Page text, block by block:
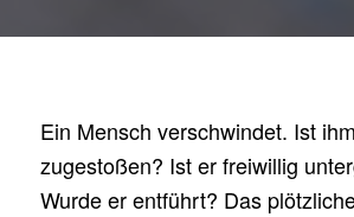
Ein Mensch verschwindet. Ist
zugestoßen? Ist er freiwillig
Wurde er entführt? Das